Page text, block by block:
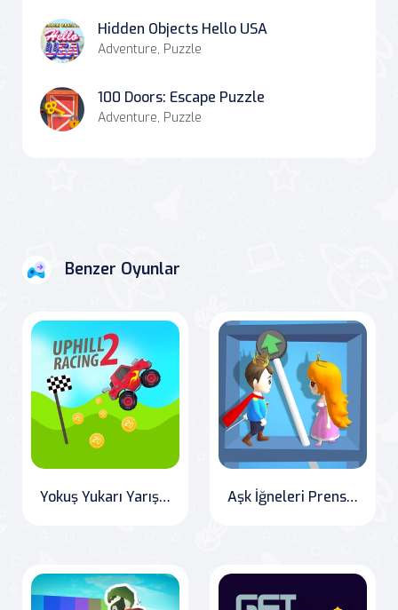
Hidden Objects Hello USA
Adventure, Puzzle
100 Doors: Escape Puzzle
Adventure, Puzzle
Benzer Oyunlar
Yokuş Yukarı Yarış 2 Aşk İğneleri Prensesi Kurtar